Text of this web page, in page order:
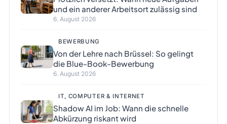
und ein anderer Arbeitsort zulässig sind
6. August 2026
BEWERBUNG
Von der Lehre nach Brüssel: So gelingt
die Blue-Book-Bewerbung
6. August 2026
IT, COMPUTER & INTERNET
Shadow AI im Job: Wann die schnelle
Abkürzung riskant wird